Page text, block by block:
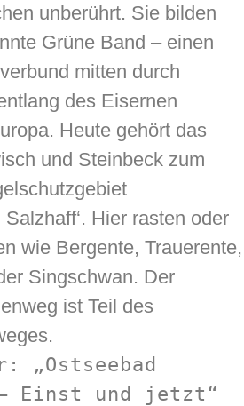
unberührt. Sie bilden
Grüne Band – einen
mitten durch
des Eisernen
Heute gehört das
und Steinbeck zum
Salzhaff‘. Hier rasten oder
wie Bergente, Trauerente,
Singschwan. Der
ist Teil des
„Ostseebad
– Einst und jetzt“